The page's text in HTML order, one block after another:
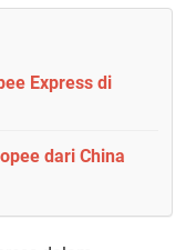
Express di
dari China